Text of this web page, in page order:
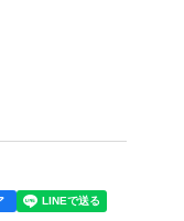
妙なバラン